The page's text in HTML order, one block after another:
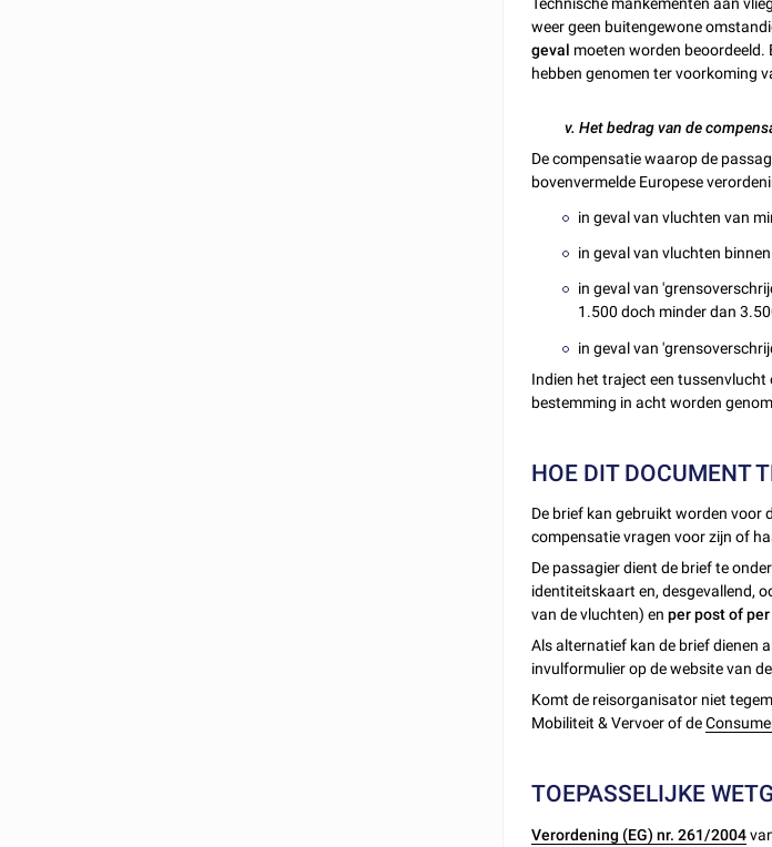
weer geen buitengewone
geval moeten worden
hebben genomen ter voorkoming
v. Het bedrag van de
De compensatie waarop de
bovenvermelde Europese
in geval van vluchten van
in geval van vluchten
in geval van
1.500 doch minder dan
in geval van
Indien het traject een
bestemming in acht worden
HOE DIT DOCUMENT
De brief kan gebruikt worden voor
compensatie vragen voor zijn of
De passagier dient de brief te
identiteitskaart en, desgevallend,
van de vluchten) enper post of
Als alternatief kan de brief dienen
invulformulier op de website van
Komt de reisorganisator niet
Mobiliteit & Vervoer of de
TOEPASSELIJKE
Verordening (EG) nr. 261/2004